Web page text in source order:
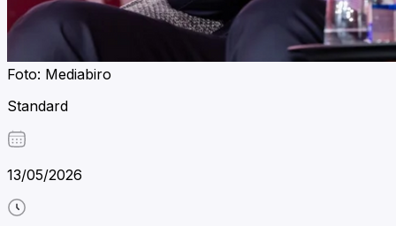
Foto: Mediabiro
Standard
13/05/2026